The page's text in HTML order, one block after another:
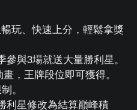
玩、快速上分，輕鬆拿獎
與3場就送大量勝利星。
，王牌段位即可獲得。
。
利星修改為結算巔峰積